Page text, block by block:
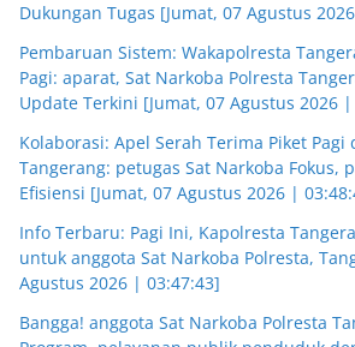
Dukungan Tugas [Jumat, 07 Agustus
Pembaruan Sistem: Wakapolresta
Pagi: aparat, Sat Narkoba Polresta
Update Terkini [Jumat, 07 Agustus 2026
Kolaborasi: Apel Serah Terima Piket Pagi
Tangerang: petugas Sat Narkoba Fokus,
Efisiensi [Jumat, 07 Agustus 2026 |
Info Terbaru: Pagi Ini, Kapolresta
untuk anggota Sat Narkoba Polresta,
Agustus 2026 | 03:47:43]
Bangga! anggota Sat Narkoba Polresta